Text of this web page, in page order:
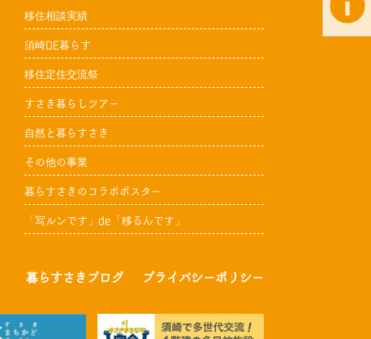
移住相談実績
須崎DE暮らす
移住定住交流祭
すさき暮らしツアー
自然と暮らすさき
その他の事業
暮らすさきのコラボポスター
「写ルンです」de「移るんです」
暮らすさきブログ プライバシーポリシー